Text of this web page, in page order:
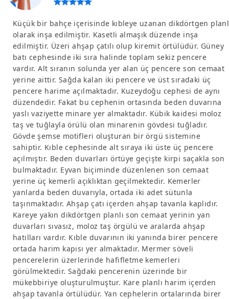
Küçük bir bahçe içerisinde kıbleye uzanan dikdörtgen
olarak inşa edilmiştir. Kasetli almaşık düzende inşa
edilmiştir. Üzeri ahşap çatılı olup kiremit örtülüdür. Güney
batı cephesinde iki sıra halinde toplam sekiz pencere
vardır. Alt sıranın solunda yer alan üç pencere son cemaat
yerine aittir. Sağda kalan iki pencere ve üst sıradaki üç
pencere harime açılmaktadır. Kuzeydoğu cephesi de aynı
düzendedir. Fakat bu cephenin ortasında beden duvarına
yaslı vaziyette minare yer almaktadır. Kübik kaidesi moloz
taş ve tuğlayla örülü olan minarenin gövdesi tuğladır.
Gövde şemse motifleri oluşturan bir örgü sistemine
sahiptir. Kıble cephesinde alt sıraya iki üste üç pencere
açılmıştır. Beden duvarları örtüye geçişte kirpi saçakla son
bulmaktadır. Eyvan biçiminde düzenlenen son cemaat
yerine üç kemerli açıklıktan geçilmektedir. Kemerler
yanlarda beden duvarıyla, ortada iki adet sütunla
taşınmaktadır. Ahşap çatı içerden ahşap tavanla kaplıdır.
Kareye yakın dikdörtgen planlı son cemaat yerinin yan
duvarları sıvasız, moloz taş örgülü ve aralarda ahşap
hatılları vardır. Kıble duvarının iki yanında birer pencere
ortada harim kapısı yer almaktadır. Mermer söveli
pencerelerin üzerlerinde hafifletme kemerleri
görülmektedir. Sağdaki pencerenin üzerinde bir
mükebbiriye oluşturulmuştur. Kare planlı harim içerden
ahşap tavanla örtülüdür. Yan cephelerin ortalarında birer